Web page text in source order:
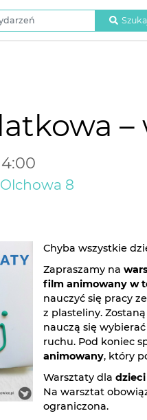
–
8
Chyba wszystkie
Zapraszamy na
film animowany w
nauczyć się pracy
z plasteliny.
nauczą się
ruchu. Pod koniec
animowany, który
Warsztaty dla
Na warsztat
ograniczona.